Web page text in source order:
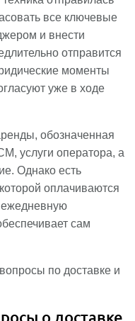
все ключевые
и внести
отправится
моменты
уже в ходе
обозначенная
услуги оператора, а
Однако есть
оплачиваются
ежедневную
сам
по доставке и
о доставке